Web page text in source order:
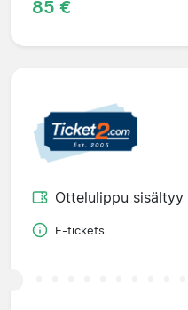
85 €
Ottelulippu sisältyy
E-tickets